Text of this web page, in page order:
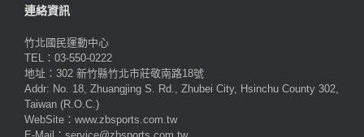
連絡資訊
竹北國民運動中心
TEL：03-550-0222
地址：302 新竹縣竹北市莊敬南路18號
Addr: No. 18, Zhuangjing S. Rd., Zhubei City, Hsinchu County 302,
Taiwan (R.O.C.)
WebSite：www.zbsports.com.tw